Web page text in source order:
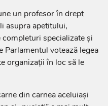
un profesor în drept
asupra apetitului,
specializate și
votează legea
organizații în loc să le
din carnea aceluiași